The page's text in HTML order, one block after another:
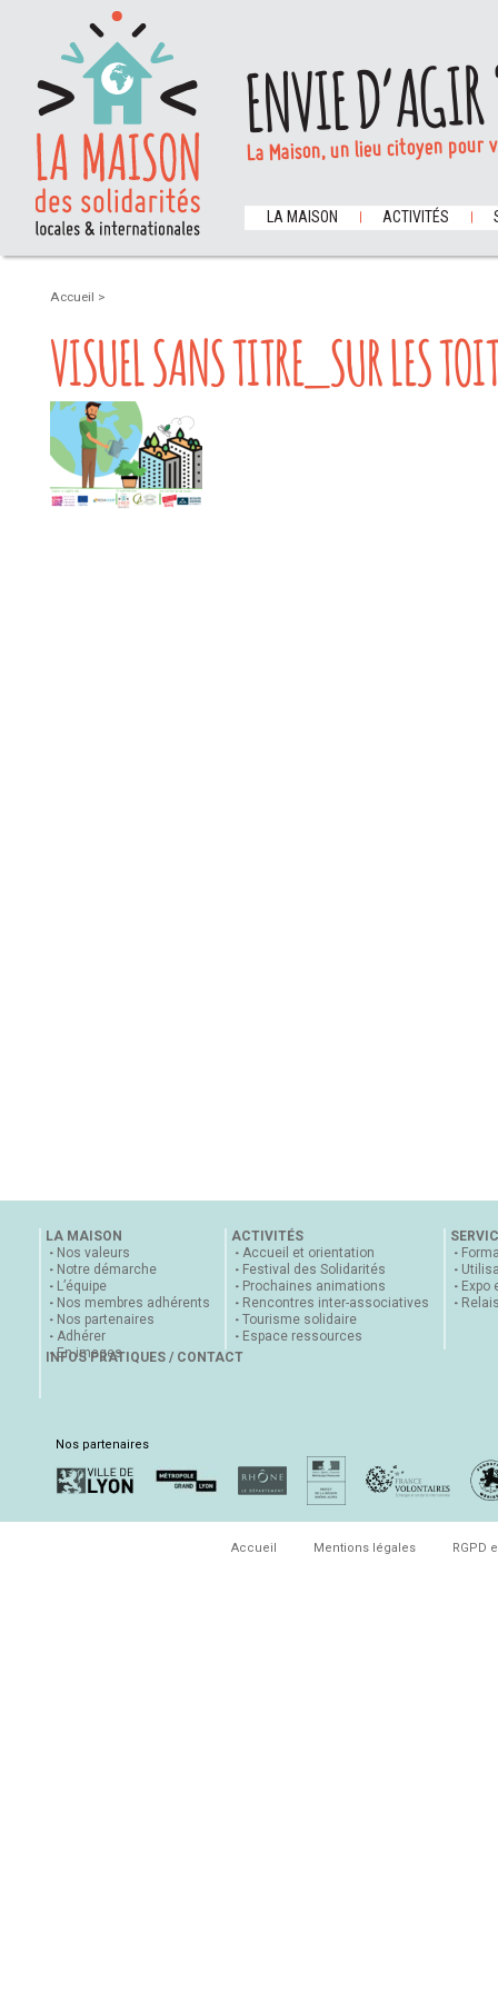
ENVIE
La Maison, un lieu citoyen
LA MAISON ACTIVITÉS
Accueil >
VISUEL SANS TITRE_SUR LES
LA MAISON
Nos valeurs
Notre démarche
L’équipe
Nos membres adhérents
Nos partenaires
Adhérer
En images
ACTIVITÉS
Accueil et orientation
Festival des Solidarités
Prochaines animations
Rencontres inter-associatives
Tourisme solidaire
Espace ressources
Expo
INFOS PRATIQUES / CONTACT
Nos partenaires
Accueil Mentions légales RGPD